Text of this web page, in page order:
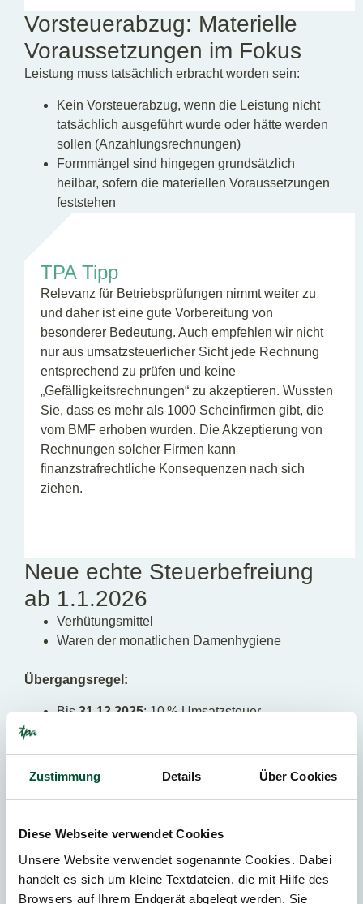
Zustimmung Details Über Cookies
Diese Webseite verwendet Cookies
Unsere Website verwendet sogenannte Cookies. Dabei
handelt es sich um kleine Textdateien, die mit Hilfe des
Browsers auf Ihrem Endgerät abgelegt werden. Sie
Vorsteuerabzug: Materielle
Voraussetzungen im Fokus
Leistung muss tatsächlich erbracht worden sein:
Kein Vorsteuerabzug, wenn die Leistung nicht
tatsächlich ausgeführt wurde oder hätte werden
sollen (Anzahlungsrechnungen)
Formmängel sind hingegen grundsätzlich
heilbar, sofern die materiellen Voraussetzungen
feststehen
TPA Tipp
Relevanz für Betriebsprüfungen nimmt weiter zu
und daher ist eine gute Vorbereitung von
besonderer Bedeutung. Auch empfehlen wir nicht
nur aus umsatzsteuerlicher Sicht jede Rechnung
entsprechend zu prüfen und keine
„Gefälligkeitsrechnungen“ zu akzeptieren. Wussten
Sie, dass es mehr als 1000 Scheinfirmen gibt, die
vom BMF erhoben wurden. Die Akzeptierung von
Rechnungen solcher Firmen kann
finanzstrafrechtliche Konsequenzen nach sich
ziehen.
Neue echte Steuerbefreiung
ab 1.1.2026
Verhütungsmittel
Waren der monatlichen Damenhygiene
Übergangsregel:
Bis31.12.2025: 10 % Umsatzsteuer
können im Lieferzeitpunkt korrigiert werden